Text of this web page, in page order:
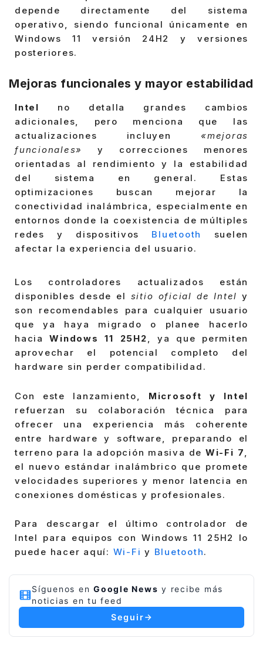
depende directamente del sistema
operativo, siendo funcional únicamente en
Windows 11 versión 24H2 y versiones
posteriores.
Mejoras funcionales y mayor estabilidad
Intel no detalla grandes cambios
adicionales, pero menciona que las
actualizaciones incluyen «mejoras
funcionales»y correcciones menores
orientadas al rendimiento y la estabilidad
del sistema en general. Estas
optimizaciones buscan mejorar la
conectividad inalámbrica, especialmente en
entornos donde la coexistencia de múltiples
redes y dispositivos Bluetooth
suelen
afectar la experiencia del usuario.
Los controladores actualizados están
disponibles desde el sitio oficial de Intel y
son recomendables para cualquier usuario
que ya haya migrado o planee hacerlo
haciaWindows 11 25H2, ya que permiten
aprovechar el potencial completo del
hardware sin perder compatibilidad.
Con este lanzamiento, Microsoft y Intel
refuerzan su colaboración técnica para
ofrecer una experiencia más coherente
entre hardware y software, preparando el
terreno para la adopción masiva de Wi-Fi 7,
el nuevo estándar inalámbrico que promete
velocidades superiores y menor latencia en
conexiones domésticas y profesionales.
Para descargar el último controlador de
Intel para equipos con Windows 11 25H2 lo
puede hacer aquí: Wi-Fi y Bluetooth.
Síguenos en Google News y recibe más
noticias en tu feed
Seguir